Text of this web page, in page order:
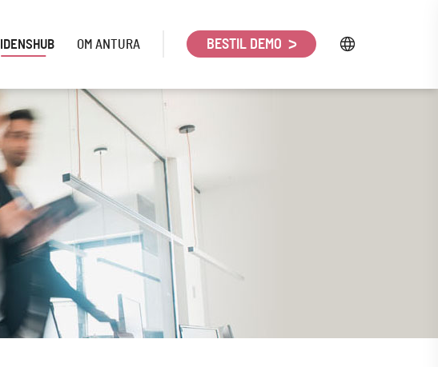
OM ANTURA BESTIL DEMO